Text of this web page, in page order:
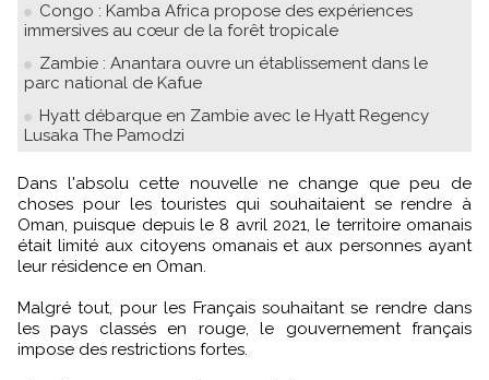
Congo : Kamba Africa propose des expériences
immersives au cœur de la forêt tropicale
Zambie : Anantara ouvre un établissement dans le
parc national de Kafue
Hyatt débarque en Zambie avec le Hyatt Regency
Lusaka The Pamodzi
Dans l'absolu cette nouvelle ne change que peu de
choses pour les touristes qui souhaitaient se rendre à
Oman, puisque depuis le 8 avril 2021, le territoire omanais
était limité aux citoyens omanais et aux personnes ayant
leur résidence en Oman.
Malgré tout, pour les Français souhaitant se rendre dans
les pays classés en rouge, le gouvernement français
impose des restrictions fortes.